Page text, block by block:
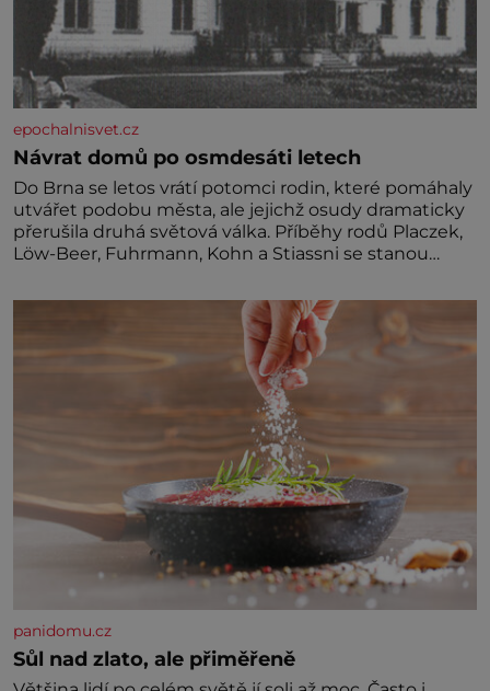
epochalnisvet.cz
Návrat domů po osmdesáti letech
Do Brna se letos vrátí potomci rodin, které pomáhaly
utvářet podobu města, ale jejichž osudy dramaticky
přerušila druhá světová válka. Příběhy rodů Placzek,
Löw-Beer, Fuhrmann, Kohn a Stiassni se stanou
židovské kultury ŠTETL FEST 2026. Některé návraty
nejsou jednoduché. Místa, která si člověk pamatuje z
rodinných vyprávění, už dávno
panidomu.cz
Sůl nad zlato, ale přiměřeně